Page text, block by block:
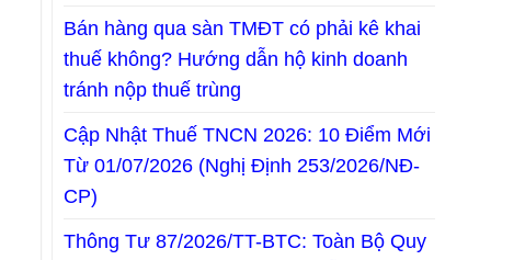
Bán hàng qua sàn TMĐT có phải kê khai
thuế không? Hướng dẫn hộ kinh doanh
tránh nộp thuế trùng
Cập Nhật Thuế TNCN 2026: 10 Điểm Mới
Từ 01/07/2026 (Nghị Định 253/2026/NĐ-
CP)
Thông Tư 87/2026/TT-BTC: Toàn Bộ Quy